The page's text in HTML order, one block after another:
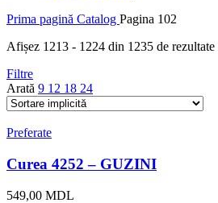
Prima pagină Catalog Pagina 102
Afișez 1213 - 1224 din 1235 de rezultate
Filtre
Arată 9 12 18 24
Preferate
Curea 4252 – GUZINI
549,00 MDL